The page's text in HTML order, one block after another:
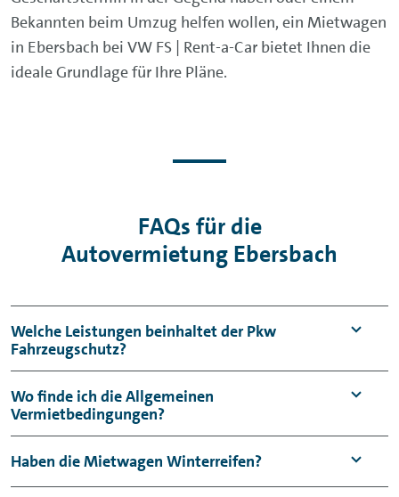
Bekannten beim Umzug helfen wollen, ein Mietwagen
in Ebersbach bei VW FS | Rent-a-Car bietet Ihnen die
ideale Grundlage für Ihre Pläne.
FAQs für die
Autovermietung Ebersbach
Welche Leistungen beinhaltet der Pkw
Fahrzeugschutz?
Der Pkw Fahrzeugschutz umfasst einen
Haftpflicht- sowie einen Kaskoschutz mit
Selbstbeteiligung (Vollkasko: 950 €,
Teilkasko: 150 €) je Schadenfall.
Gegen einen Mehrbeitrag kann die
Wo finde ich die Allgemeinen
Vermietbedingungen?
DieAllgemeinen
Vermietbedingungenkönnen Sie auf unserer
Haben die Mietwagen Winterreifen?